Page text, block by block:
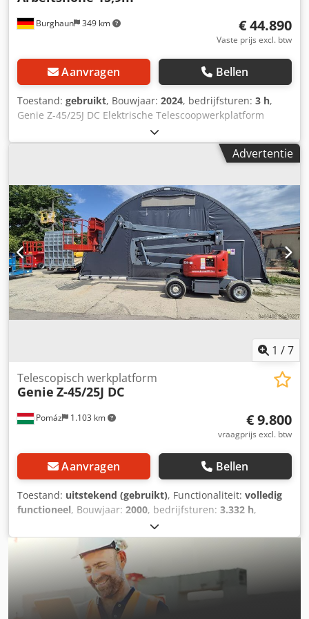
Burghaun 349 km € 44.890
Vaste prijs excl. btw
Aanvragen Bellen
Toestand: gebruikt, Bouwjaar: 2024, bedrijfsturen: 3 h,
Genie Z-45/25J DC Elektrische Telescoopwerkplatform
Chjdpjzmctqefx Aafoa Genie Z-45/25J DC Elektrische
Telescoopwerkplatform, bouwjaar: 2024, uren: slechts 3
uur, werkhoogte: 15,9 m, maximale horizontale reikwijdte:
vierwielaandrijving, gewicht: 7.482 kg, direct inzetbaar!,
Zeer goede staat. Op aanvraag kunnen wij u een lease- of
financieringsvoorstel doen. De heer Mihm (tel. staat u
graag te woord. Voor meer informatie kunt u terecht op
onze website. Onder voorbehoud van fouten en
tussenverkoop! = Meer informatie = Mast: knikarm Neem
contact op met Tobias Ebert voor meer informatie.
Advertentie
1 /7
Pomáz 1.103 km
Telescopisch werkplatform
Genie Z-45/25J DC
€ 9.800
vraagprijs excl. btw
Aanvragen Bellen
Toestand: uitstekend (gebruikt), Functionaliteit: volledig
functioneel, Bouwjaar: 2000, bedrijfsturen: 3.332 h,
16348
kg, hefhoogte:15.940 mm, totaalgewicht:7.620 kg,
leeggewicht:7.620 kg, transportlengte:
transportbreedte:1.800 mm , transporthoogte:2.000 mm
volgende keuring (TÜV):12/2026
, brandstoftype:
elektrisch, bandenconditie:100 % , rijconditie:
, Wij bieden uit onze machinepark een